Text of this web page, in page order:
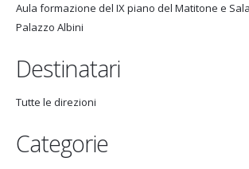
Aula formazione del IX piano del Matitone e
Palazzo Albini
Destinatari
Tutte le direzioni
Categorie